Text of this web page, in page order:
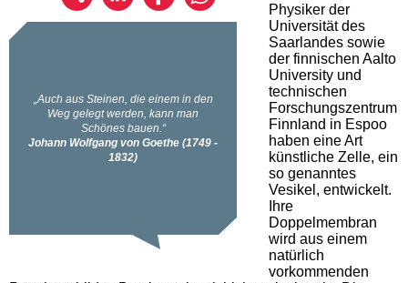
Physiker der
Universität des
Saarlandes sowie
der finnischen Aalto
University und
technischen
Forschungszentrum
Finnland in Espoo
haben eine Art
künstliche Zelle, ein
so genanntes
Vesikel, entwickelt.
Ihre
Doppelmembran
wird aus einem
natürlich
vorkommenden